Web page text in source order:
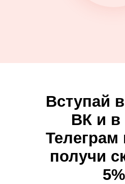
Вступай
ВК и
Телеграм
получи
5%